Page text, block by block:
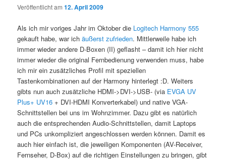
Veröffentlicht am12. April 2009
Als ich mir voriges Jahr im Oktober die Logitech Harmony 555
gekauft habe, war ichäußerst zufrieden. Mittlerweile habe ich
immer wieder andere D-Boxen (II) geflasht – damit ich hier nicht
immer wieder die original Fernbedienung verwenden muss, habe
ich mir ein zusätzliches Profil mit speziellen
Tastenkombinationen auf der Harmony hinterlegt :D. Weiters
gibts nun auch zusätzliche HDMI->DVI->USB- (via EVGA UV
Plus+ UV16 + DVI-HDMI Konverterkabel) und native VGA-
Schnittstellen bei uns im Wohnzimmer. Dazu gibt es natürlich
auch die entsprechenden Audio-Schnittstellen, damit Laptops
und PCs unkompliziert angeschlossen werden können. Damit es
auch hier einfach ist, die jeweiligen Komponenten (AV-Receiver,
Fernseher, D-Box) auf die richtigen Einstellungen zu bringen, gibt